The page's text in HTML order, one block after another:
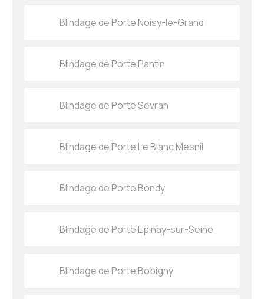
Blindage de Porte Noisy-le-Grand
Blindage de Porte Pantin
Blindage de Porte Sevran
Blindage de Porte Le Blanc Mesnil
Blindage de Porte Bondy
Blindage de Porte Epinay-sur-Seine
Blindage de Porte Bobigny